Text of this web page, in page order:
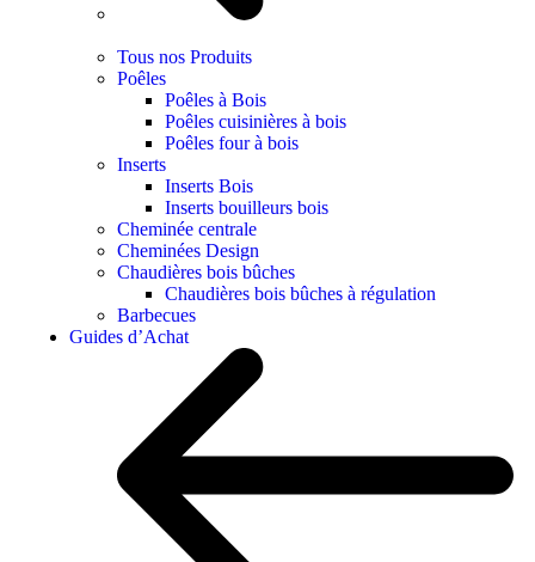
Tous nos Produits
Poêles
Poêles à Bois
Poêles cuisinières à bois
Poêles four à bois
Inserts
Inserts Bois
Inserts bouilleurs bois
Cheminée centrale
Cheminées Design
Chaudières bois bûches
Chaudières bois bûches à régulation
Barbecues
Guides d’Achat